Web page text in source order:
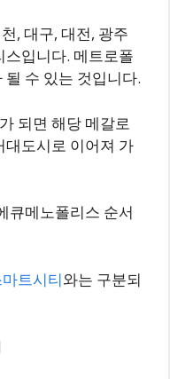
, 대구, 대전, 광주
입니다. 메트로폴
수 있는 것입니다.
되면 해당 메갈로
대도시로 이어져 가
큐메노폴리스 순서
트시티와는 구분되